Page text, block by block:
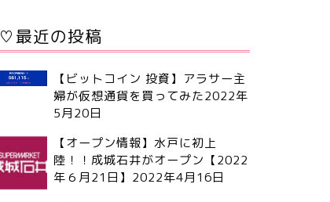
♡最近の投稿
【ビットコイン 投資】アラサー主
婦が仮想通貨を買ってみた2022年
5月20日
【オープン情報】水戸に初上
陸！！成城石井がオープン【2022
年６月21日】 2022年4月16日